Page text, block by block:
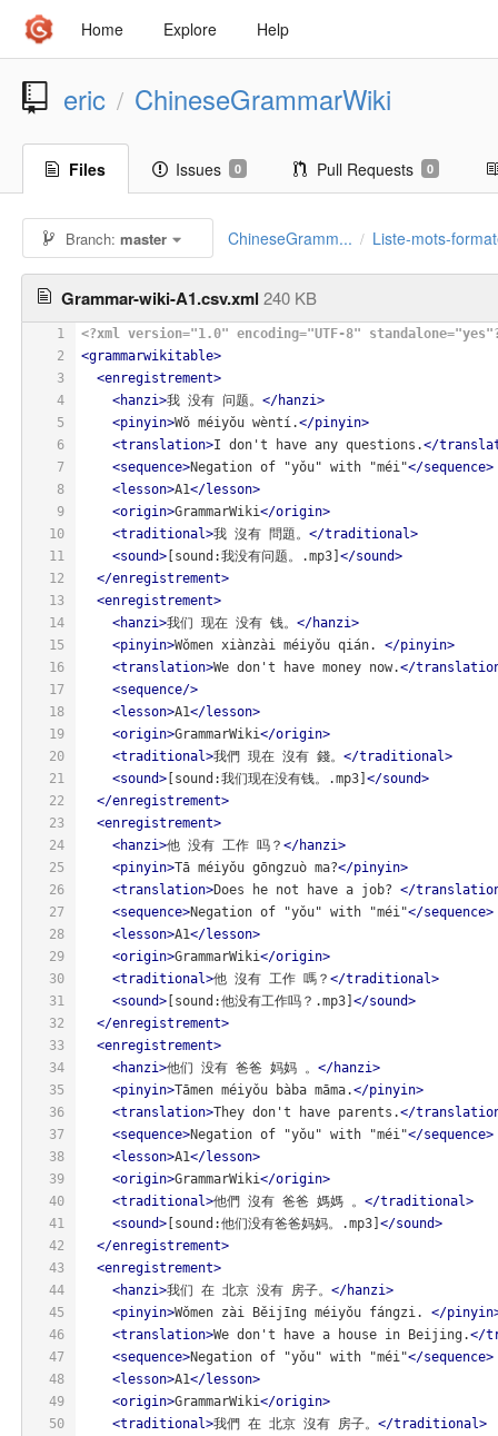
Home Explore Help
eric / ChineseGrammarWiki
Files Issues 0 Pull Requests 0
Branch:master ChineseGramm... / Liste-mots-
Grammar-wiki-A1.csv.xml 240 KB
1
2
3
4
5
6
7
8
9
10
11
12
13
14
15
16
17
18
19
20
21
22
23
24
25
26
27
28
29
30
31
32
33
34
35
36
37
38
39
40
41
42
43
44
45
46
47
48
49
50
<?xml version="1.0" encoding="UTF-8"
<grammarwikitable>
<enregistrement>
<hanzi>我 没有 问题。 </hanzi>
<pinyin>Wǒ méiyǒu wèntí.</pinyin>
<translation>I don't have any questions.</
<sequence>Negation of "yǒu" with "méi"</sequence>
<lesson>A1</lesson>
<origin>GrammarWiki</origin>
<traditional>我 沒有 問題。 </traditional>
<sound> [sound:我没有问题。.mp3] </sound>
</enregistrement>
<enregistrement>
<hanzi>我们 现在 没有 钱。 </hanzi>
<pinyin>Wǒmen xiànzài méiyǒu qián. </pinyin>
<translation>We don't have money now.</
<sequence/>
<lesson>A1</lesson>
<origin>GrammarWiki</origin>
<traditional>我們 現在 沒有 錢。 </traditional>
<sound> [sound:我们现在没有钱。.mp3] </sound>
</enregistrement>
<enregistrement>
<hanzi>他 没有 工作 吗？ </hanzi>
<pinyin>Tā méiyǒu gōngzuò ma?</pinyin>
<translation>Does he not have a job? </
<sequence>Negation of "yǒu" with "méi"</sequence>
<lesson>A1</lesson>
<origin>GrammarWiki</origin>
<traditional>他 沒有 工作 嗎？ </traditional>
<sound> [sound:他没有工作吗？.mp3] </sound>
</enregistrement>
<enregistrement>
<hanzi>他们 没有 爸爸 妈妈 。 </hanzi>
<pinyin>Tāmen méiyǒu bàba māma.</pinyin>
<translation>They don't have parents.</
<sequence>Negation of "yǒu" with "méi"</sequence>
<lesson>A1</lesson>
<origin>GrammarWiki</origin>
<traditional>他們 沒有 爸爸 媽媽 。 </traditional>
<sound> [sound:他们没有爸爸妈妈。.mp3] </sound>
</enregistrement>
<enregistrement>
<hanzi>我们 在 北京 没有 房子。 </hanzi>
<pinyin>Wǒmen zài Běijīng méiyǒu fángzi. </pinyin
<translation>We don't have a house in Beijing.</
<sequence>Negation of "yǒu" with "méi"</sequence>
<lesson>A1</lesson>
<origin>GrammarWiki</origin>
<traditional>我們 在 北京 沒有 房子。 </traditional>